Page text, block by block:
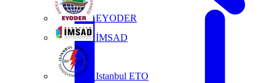
EYODER
İMSAD
Istanbul ETO